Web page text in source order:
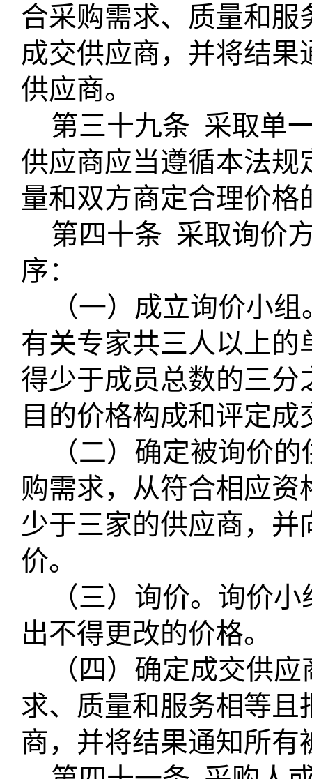
合采购需求、质量和
成交供应商，并将结
供应商。
第三十九条 采取单
供应商应当遵循本法
量和双方商定合理价格
第四十条 采取询价
序：
（一）成立询价小
有关专家共三人以上
得少于成员总数的三
目的价格构成和评定
（二）确定被询价
购需求，从符合相应
少于三家的供应商，
价。
（三）询价。询价
出不得更改的价格。
（四）确定成交供
求、质量和服务相等
商，并将结果通知所